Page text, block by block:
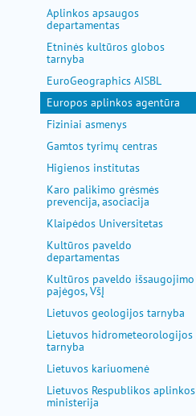
Aplinkos apsaugos
departamentas
Etninės kultūros globos
tarnyba
EuroGeographics AISBL
Europos aplinkos agentūra
Fiziniai asmenys
Gamtos tyrimų centras
Higienos institutas
Karo palikimo grėsmės
prevencija, asociacija
Klaipėdos Universitetas
Kultūros paveldo
departamentas
Kultūros paveldo išsaugojimo
pajėgos, VšĮ
Lietuvos geologijos tarnyba
Lietuvos hidrometeorologijos
tarnyba
Lietuvos kariuomenė
Lietuvos Respublikos aplinkos
ministerija